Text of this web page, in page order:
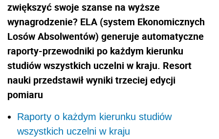
zwiększyć swoje szanse na wyższe
wynagrodzenie? ELA (system Ekonomicznych
Losów Absolwentów) generuje automatyczne
raporty-przewodniki po każdym kierunku
studiów wszystkich uczelni w kraju. Resort
nauki przedstawił wyniki trzeciej edycji
pomiaru
Raporty o każdym kierunku studiów
wszystkich uczelni w kraju